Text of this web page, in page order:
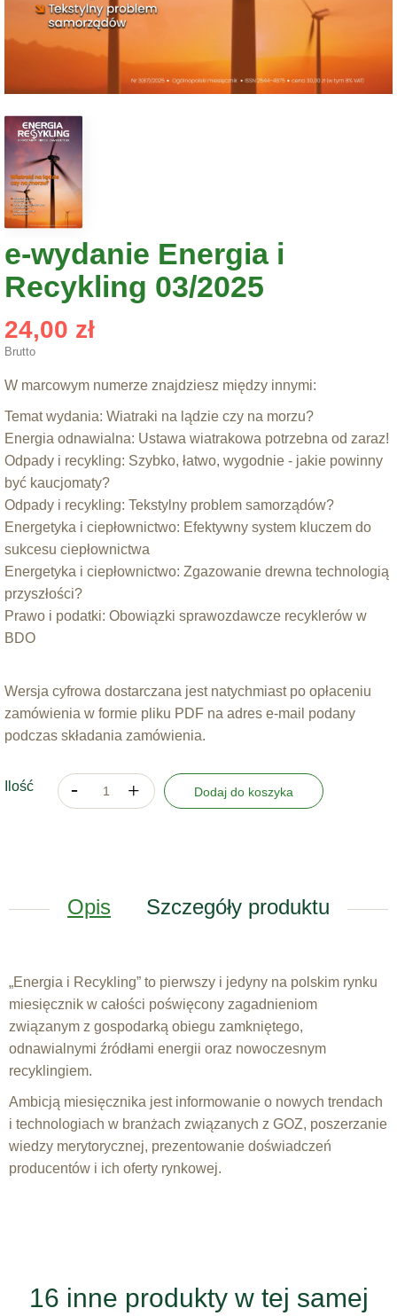
e-wydanie Energia i
Recykling 03/2025
24,00 zł
Brutto
W marcowym numerze znajdziesz między innymi:
Temat wydania: Wiatraki na lądzie czy na morzu?
Energia odnawialna: Ustawa wiatrakowa potrzebna od zaraz!
Odpady i recykling: Szybko, łatwo, wygodnie - jakie powinny
być kaucjomaty?
Odpady i recykling: Tekstylny problem samorządów?
Energetyka i ciepłownictwo: Efektywny system kluczem do
sukcesu ciepłownictwa
Energetyka i ciepłownictwo: Zgazowanie drewna technologią
przyszłości?
Prawo i podatki: Obowiązki sprawozdawcze recyklerów w
BDO
Wersja cyfrowa dostarczana jest natychmiast po opłaceniu
zamówienia w formie pliku PDF na adres e-mail podany
podczas składania zamówienia.
Ilość Dodaj do koszyka
Opis Szczegóły produktu
„Energia i Recykling” to pierwszy i jedyny na polskim rynku
miesięcznik w całości poświęcony zagadnieniom
związanym z gospodarką obiegu zamkniętego,
odnawialnymi źródłami energii oraz nowoczesnym
recyklingiem.
Ambicją miesięcznika jest informowanie o nowych trendach
i technologiach w branżach związanych z GOZ, poszerzanie
wiedzy merytorycznej, prezentowanie doświadczeń
producentów i ich oferty rynkowej.
16 inne produkty w tej samej